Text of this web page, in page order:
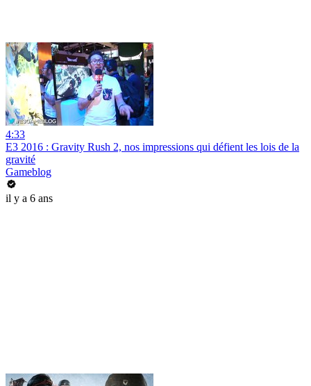
4:33
E3 2016 : Gravity Rush 2, nos impressions qui défient les lois de la
gravité
Gameblog
il y a 6 ans